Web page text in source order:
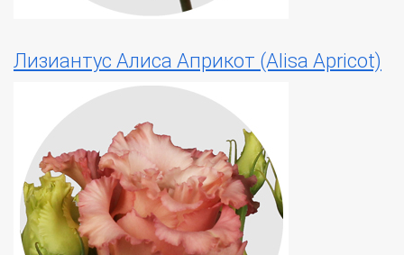
Лизиантус Алиса Априкот (Alisa Apricot)